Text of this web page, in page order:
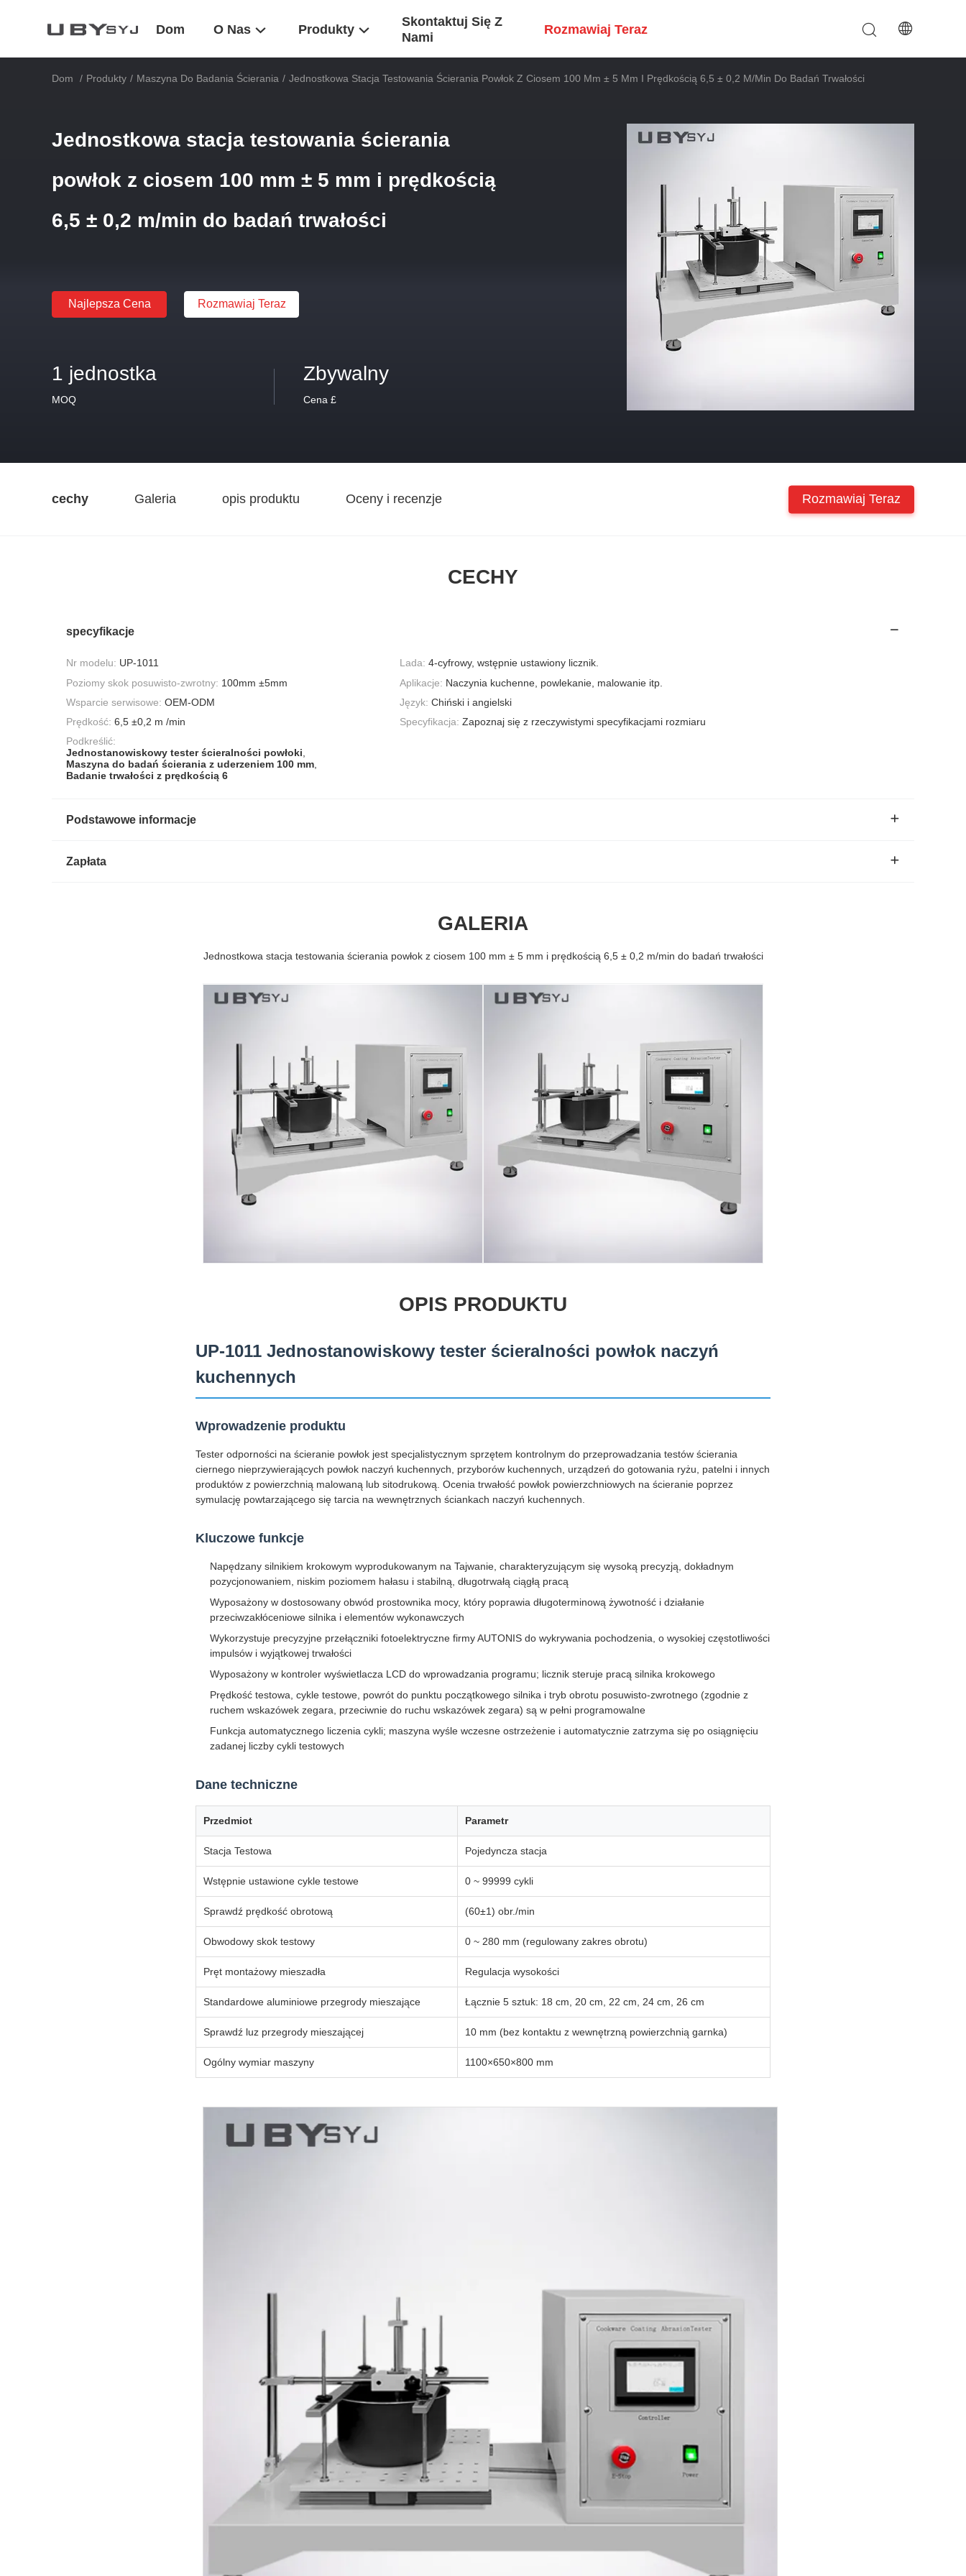
Dom O Nas Produkty
Skontaktuj Się Z
Nami
Rozmawiaj Teraz
Dom / Produkty / Maszyna Do Badania Ścierania / Jednostkowa Stacja Testowania Ścierania Powłok Z Ciosem 100 Mm ± 5 Mm I Prędkością 6,5 ± 0,2 M/min Do Badań Trwałości
Jednostkowa stacja testowania ścierania
powłok z ciosem 100 mm ± 5 mm i prędkością
6,5 ± 0,2 m/min do badań trwałości
Najlepsza Cena Rozmawiaj Teraz
1 jednostka
MOQ
Zbywalny
Cena £
cechy Galeria opis produktu Oceny i recenzje Rozmawiaj Teraz
CECHY
specyfikacje
Nr modelu: UP-1011 Lada: 4-cyfrowy, wstępnie ustawiony licznik.
Poziomy skok posuwisto-zwrotny: 100mm ±5mm Aplikacje: Naczynia kuchenne, powlekanie, malowanie itp.
Wsparcie serwisowe: OEM-ODM Język: Chiński i angielski
Prędkość: 6,5 ±0,2 m /min Specyfikacja: Zapoznaj się z rzeczywistymi specyfikacjami rozmiaru
Podkreślić:
Jednostanowiskowy tester ścieralności powłoki,
Maszyna do badań ścierania z uderzeniem 100 mm,
Badanie trwałości z prędkością 6
Podstawowe informacje
Zapłata
GALERIA
Jednostkowa stacja testowania ścierania powłok z ciosem 100 mm ± 5 mm i prędkością 6,5 ± 0,2 m/min do badań trwałości
OPIS PRODUKTU
UP-1011 Jednostanowiskowy tester ścieralności powłok naczyń
kuchennych
Wprowadzenie produktu
Tester odporności na ścieranie powłok jest specjalistycznym sprzętem kontrolnym do przeprowadzania testów ścierania
ciernego nieprzywierających powłok naczyń kuchennych, przyborów kuchennych, urządzeń do gotowania ryżu, patelni i innych
produktów z powierzchnią malowaną lub sitodrukową. Ocenia trwałość powłok powierzchniowych na ścieranie poprzez
symulację powtarzającego się tarcia na wewnętrznych ściankach naczyń kuchennych.
Kluczowe funkcje
Napędzany silnikiem krokowym wyprodukowanym na Tajwanie, charakteryzującym się wysoką precyzją, dokładnym
pozycjonowaniem, niskim poziomem hałasu i stabilną, długotrwałą ciągłą pracą
Wyposażony w dostosowany obwód prostownika mocy, który poprawia długoterminową żywotność i działanie
przeciwzakłóceniowe silnika i elementów wykonawczych
Wykorzystuje precyzyjne przełączniki fotoelektryczne firmy AUTONIS do wykrywania pochodzenia, o wysokiej częstotliwości
impulsów i wyjątkowej trwałości
Wyposażony w kontroler wyświetlacza LCD do wprowadzania programu; licznik steruje pracą silnika krokowego
Prędkość testowa, cykle testowe, powrót do punktu początkowego silnika i tryb obrotu posuwisto-zwrotnego (zgodnie z
ruchem wskazówek zegara, przeciwnie do ruchu wskazówek zegara) są w pełni programowalne
Funkcja automatycznego liczenia cykli; maszyna wyśle ​​wczesne ostrzeżenie i automatycznie zatrzyma się po osiągnięciu
zadanej liczby cykli testowych
Dane techniczne
Przedmiot Parametr
Stacja Testowa Pojedyncza stacja
Wstępnie ustawione cykle testowe 0 ~ 99999 cykli
Sprawdź prędkość obrotową (60±1) obr./min
Obwodowy skok testowy 0 ~ 280 mm (regulowany zakres obrotu)
Pręt montażowy mieszadła Regulacja wysokości
Standardowe aluminiowe przegrody mieszające Łącznie 5 sztuk: 18 cm, 20 cm, 22 cm, 24 cm, 26 cm
Sprawdź luz przegrody mieszającej 10 mm (bez kontaktu z wewnętrzną powierzchnią garnka)
Ogólny wymiar maszyny 1100×650×800 mm